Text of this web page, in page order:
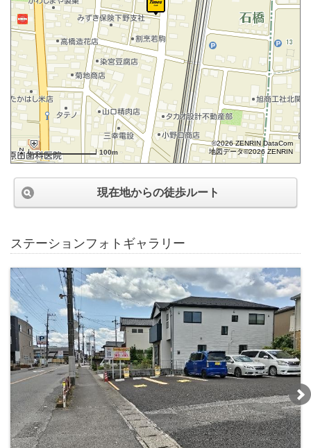
100m
©2026 ZENRIN DataCom
地図データ©2026 ZENRIN
現在地からの徒歩ルート
ステーションフォトギャラリー